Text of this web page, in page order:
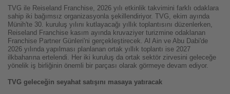
TVG ile Reiseland Franchise, 2026 yılı etkinlik takvimini farklı odaklara
sahip iki bağımsız organizasyonla şekillendiriyor. TVG, ekim ayında
Münih'te 30. kuruluş yılını kutlayacağı yıllık toplantısını düzenlerken,
Reiseland Franchise kasım ayında kruvaziyer turizmine odaklanan
Franchise Partner Günleri'ni gerçekleştirecek. Al Ain ve Abu Dabi'de
2026 yılında yapılması planlanan ortak yıllık toplantı ise 2027
ilkbaharına ertelendi. Her iki kuruluş da ortak sektör zirvesini geleceğe
yönelik iş birliğinin önemli bir parçası olarak görmeye devam ediyor.
TVG geleceğin seyahat satışını masaya yatıracak